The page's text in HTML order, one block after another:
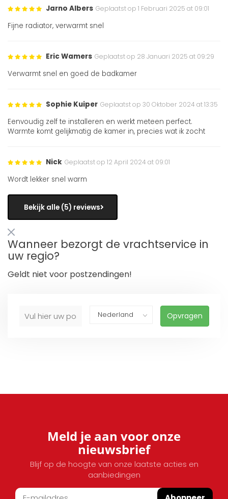
Jarno Albers Geplaatst op 1 Februari 2025 at 09:01
Fijne radiator, verwarmt snel
Eric Wamers Geplaatst op 28 Januari 2025 at 09:29
Verwarmt snel en goed de badkamer
Sophie Kuiper Geplaatst op 30 Oktober 2024 at 13:35
Eenvoudig zelf te installeren en werkt meteen perfect.
Warmte komt gelijkmatig de kamer in, precies wat ik zocht
Nick Geplaatst op 12 April 2024 at 09:01
Wordt lekker snel warm
Bekijk alle (5) reviews
Wanneer bezorgt de vrachtservice in
uw regio?
Geldt niet voor postzendingen!
Opvragen
Meld je aan voor onze
nieuwsbrief
Blijf op de hoogte van onze laatste acties en
aanbiedingen